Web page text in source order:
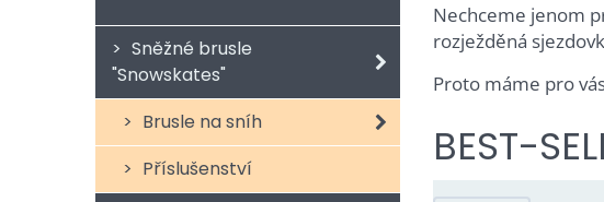
Sněžné brusle
"Snowskates"
Brusle na sníh
Příslušenství
Nechceme jenom
rozježděná
Proto máme pro
BEST-